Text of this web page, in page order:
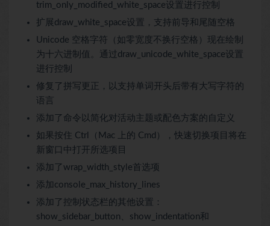
trim_only_modified_white_space设置进行控制
扩展draw_white_space设置，支持前导和尾随空格
Unicode 空格字符（如零宽度不换行空格）现在绘制
为十六进制值。通过draw_unicode_white_space设置
进行控制
修复了拼写更正，以支持单词开头后带有大写字符的
语言
添加了命令以简化对活动主题或配色方案的自定义
如果按住 Ctrl（Mac 上的 Cmd），快速切换项目将在
新窗口中打开所选项目
添加了wrap_width_style首选项
添加console_max_history_lines
添加了控制状态栏的其他设置：
show_sidebar_button、show_indentation和